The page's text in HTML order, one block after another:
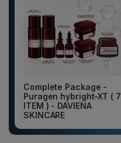
Complete Package -
Puragen hybright-XT ( 7
ITEM ) - DAVIENA
SKINCARE